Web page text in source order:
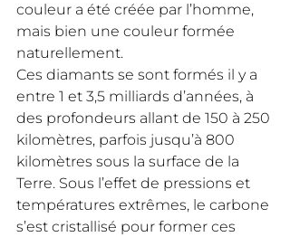
couleur a été créée par l’homme,
mais bien une couleur formée
naturellement.
Ces diamants se sont formés il y a
entre 1 et 3,5 milliards d’années, à
des profondeurs allant de 150 à 250
kilomètres, parfois jusqu’à 800
kilomètres sous la surface de la
Terre. Sous l’effet de pressions et
températures extrêmes, le carbone
s’est cristallisé pour former ces